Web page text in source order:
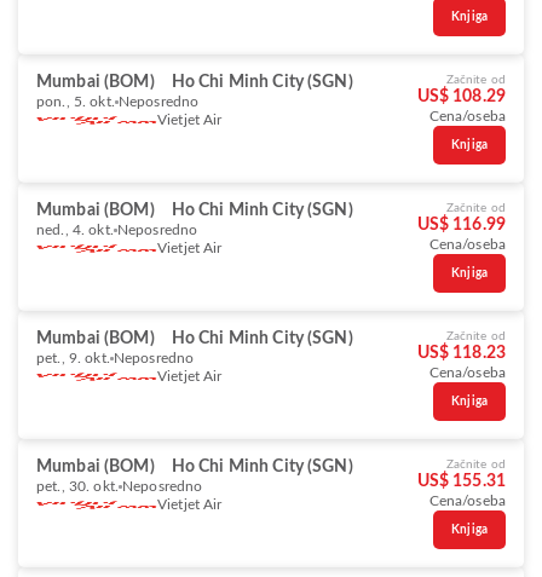
Knjiga
Mumbai (BOM) Ho Chi Minh City (SGN)
pon., 5. okt. Neposredno
Vietjet Air
Začnite od
US$ 108.29
Cena/oseba
Knjiga
Mumbai (BOM) Ho Chi Minh City (SGN)
ned., 4. okt. Neposredno
Vietjet Air
Začnite od
US$ 116.99
Cena/oseba
Knjiga
Mumbai (BOM) Ho Chi Minh City (SGN)
pet., 9. okt. Neposredno
Vietjet Air
Začnite od
US$ 118.23
Cena/oseba
Knjiga
Mumbai (BOM) Ho Chi Minh City (SGN)
pet., 30. okt. Neposredno
Vietjet Air
Začnite od
US$ 155.31
Cena/oseba
Knjiga